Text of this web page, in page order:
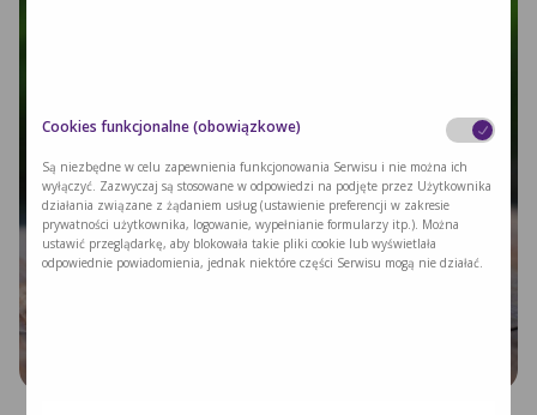
Cookies funkcjonalne (obowiązkowe)
Są niezbędne w celu zapewnienia funkcjonowania Serwisu i nie można ich
wyłączyć. Zazwyczaj są stosowane w odpowiedzi na podjęte przez Użytkownika
działania związane z żądaniem usług (ustawienie preferencji w zakresie
prywatności użytkownika, logowanie, wypełnianie formularzy itp.). Można
ustawić przeglądarkę, aby blokowała takie pliki cookie lub wyświetlała
odpowiednie powiadomienia, jednak niektóre części Serwisu mogą nie działać.